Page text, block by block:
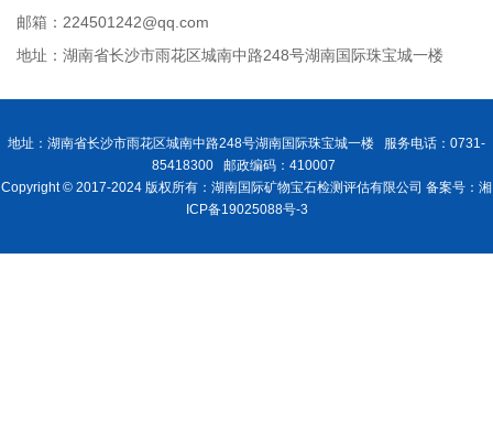
邮箱：224501242@qq.com
地址：湖南省长沙市雨花区城南中路248号湖南国际珠宝城一楼
地址：湖南省长沙市雨花区城南中路248号湖南国际珠宝城一楼 服务电话：0731-
85418300 邮政编码：410007
Copyright © 2017-2024 版权所有：湖南国际矿物宝石检测评估有限公司 备案号：湘
ICP备19025088号-3